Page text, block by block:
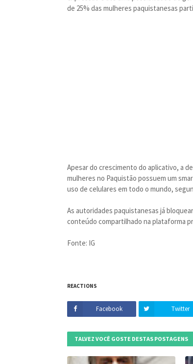
de 25% das mulheres paquistanesas
Apesar do crescimento do aplicativo, a
mulheres no Paquistão possuem um
uso de celulares em todo o mundo,
As autoridades paquistanesas já
conteúdo compartilhado na plataforma
Fonte: IG
REACTIONS
Facebook Twitter
TALVEZ VOCÊ GOSTE DESTAS POSTAGENS